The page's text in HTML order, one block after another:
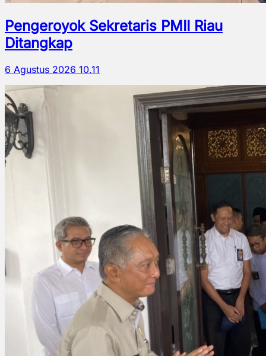
Pengeroyok Sekretaris PMII Riau
Ditangkap
6 Agustus 2026 10.11